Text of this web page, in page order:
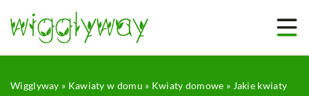
Wigglyway » Kawiaty w domu » Kwiaty domowe » Jakie kwiaty